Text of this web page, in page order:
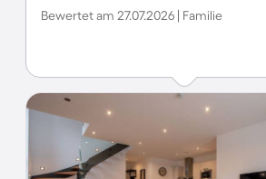
Städtchen, wo man schön bummeln und gut
Bewertet am 27.07.2026 | Familie